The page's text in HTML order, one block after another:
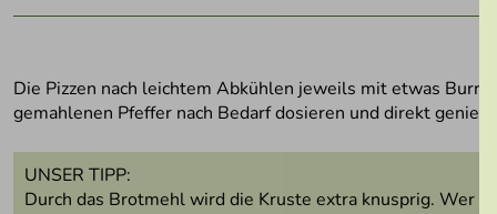
Die Pizzen nach leichtem Abkühlen jeweils mit etwas
gemahlenen Pfeffer nach Bedarf dosieren und direkt
UNSER TIPP:
Durch das Brotmehl wird die Kruste extra knusprig. Wer